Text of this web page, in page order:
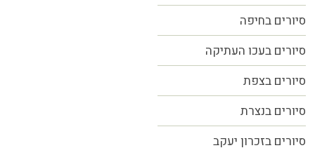
סיורים בחיפה
סיורים בעכו העתיקה
סיורים בצפת
סיורים בנצרת
סיורים בזכרון יעקב